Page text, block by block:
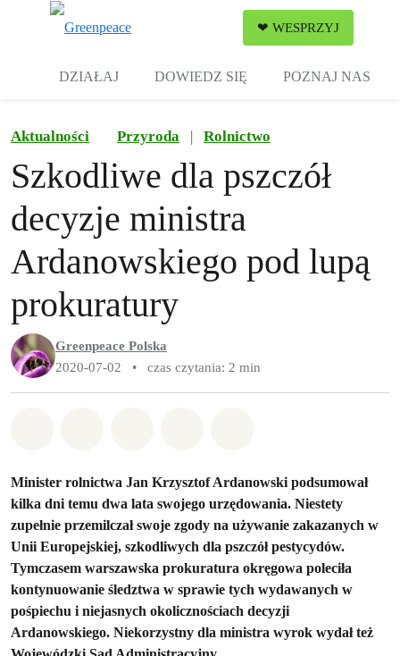
❤ WESPRZYJ
DZIAŁAJ DOWIEDZ SIĘ POZNAJ NAS
Aktualności Przyroda | Rolnictwo
Szkodliwe dla pszczół
decyzje ministra
Ardanowskiego pod lupą
prokuratury
Greenpeace Polska
2020-07-02
• czas czytania: 2 min
Minister rolnictwa Jan Krzysztof Ardanowski podsumował
kilka dni temu dwa lata swojego urzędowania. Niestety
zupełnie przemilczał swoje zgody na używanie zakazanych w
Unii Europejskiej, szkodliwych dla pszczół pestycydów.
Tymczasem warszawska prokuratura okręgowa poleciła
kontynuowanie śledztwa w sprawie tych wydawanych w
pośpiechu i niejasnych okolicznościach decyzji
Ardanowskiego. Niekorzystny dla ministra wyrok wydał też